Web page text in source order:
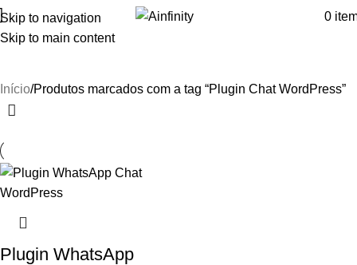
Skip to navigation
Skip to main content
0
Plugin Chat WordPress
Início Produtos marcados com a tag “Plugin Chat WordPress”
Plugin WhatsApp